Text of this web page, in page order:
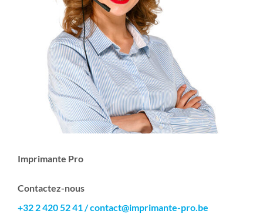
Imprimante Pro
Contactez-nous
+32 2 420 52 41/contact@imprimante-pro.be